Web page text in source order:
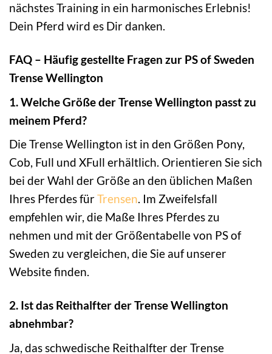
nächstes Training in ein harmonisches Erlebnis!
Dein Pferd wird es Dir danken.
FAQ – Häufig gestellte Fragen zur PS of Sweden
Trense Wellington
1. Welche Größe der Trense Wellington passt zu
meinem Pferd?
Die Trense Wellington ist in den Größen Pony,
Cob, Full und XFull erhältlich. Orientieren Sie sich
bei der Wahl der Größe an den üblichen Maßen
Ihres Pferdes fürTrensen. Im Zweifelsfall
empfehlen wir, die Maße Ihres Pferdes zu
nehmen und mit der Größentabelle von PS of
Sweden zu vergleichen, die Sie auf unserer
Website finden.
2. Ist das Reithalfter der Trense Wellington
abnehmbar?
Ja, das schwedische Reithalfter der Trense